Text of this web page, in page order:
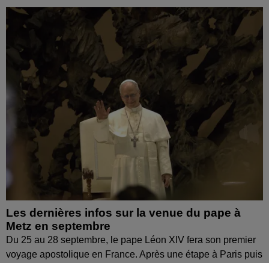
Les dernières infos sur la venue du pape à
Metz en septembre
Du 25 au 28 septembre, le pape Léon XIV fera son premier
voyage apostolique en France. Après une étape à Paris puis